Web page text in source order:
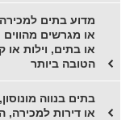
מדוע בתים למכירה
או מגרשים
או בתים, וילות או
הטובה ביותר
בתים בנווה
או דירות למכירה,